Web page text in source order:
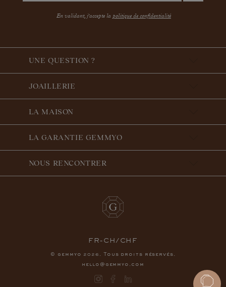
En validant, j'accepte la politique de confidentialité
UNE QUESTION ?
JOAILLERIE
LA MAISON
LA GARANTIE GEMMYO
NOUS RENCONTRER
FR-CH/CHF
© gemmyo 2026 . Tous droits réservés.
hello@gemmyo.com